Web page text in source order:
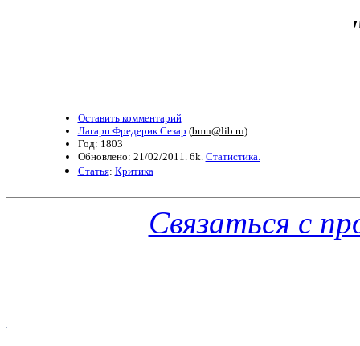
Оставить комментарий
Лагарп Фредерик Сезар (bmn@lib.ru)
Год: 1803
Обновлено: 21/02/2011. 6k. Статистика.
Статья: Критика
Связаться с